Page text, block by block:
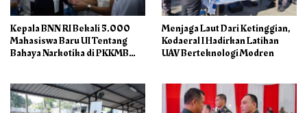
Kepala BNN RI Bekali 5.000
Mahasiswa Baru UI Tentang
Bahaya Narkotika di PKKMB
Menjaga Laut Dari Ketinggian,
Kodaeral I Hadirkan Latihan
UAV Berteknologi Modren